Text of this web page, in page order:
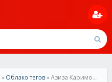
» Облако тегов» Азиза Каримова 2019